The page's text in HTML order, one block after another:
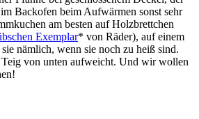
Backofen beim Aufwärmen sonst sehr
am besten auf Holzbrettchen
Exemplar* von Räder), auf einem
nämlich, wenn sie noch zu heiß sind.
Teig von unten aufweicht. Und wir wollen